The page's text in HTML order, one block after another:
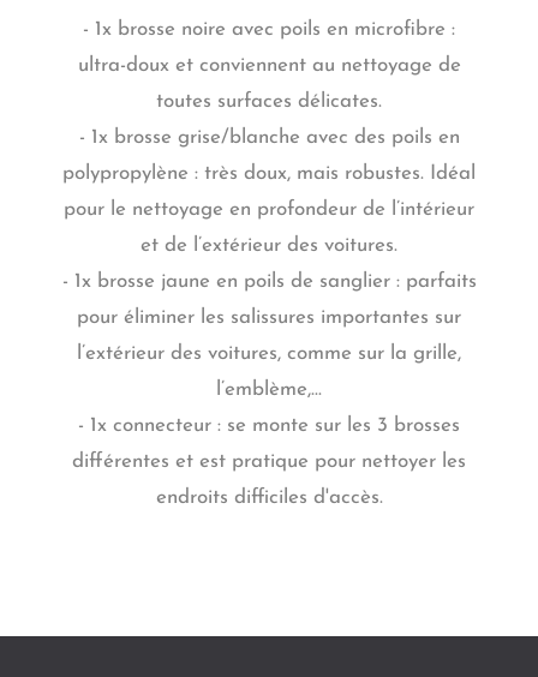
- 1x brosse noire avec poils en microfibre :
ultra-doux et conviennent au nettoyage de
toutes surfaces délicates.
- 1x brosse grise/blanche avec des poils en
polypropylène : très doux, mais robustes. Idéal
pour le nettoyage en profondeur de l’intérieur
et de l’extérieur des voitures.
- 1x brosse jaune en poils de sanglier : parfaits
pour éliminer les salissures importantes sur
l’extérieur des voitures, comme sur la grille,
l’emblème,...
- 1x connecteur : se monte sur les 3 brosses
différentes et est pratique pour nettoyer les
endroits difficiles d'accès.